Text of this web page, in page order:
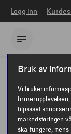
Logg inn
Interoptik Solbriller
Ray-Ban RB4101
RAY-
Bruk av
Vi bruker
tilpasset
markedsføringen
skal fungere,